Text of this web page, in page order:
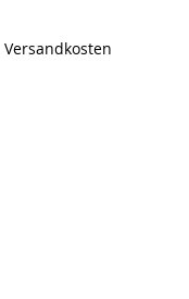
Versandkosten